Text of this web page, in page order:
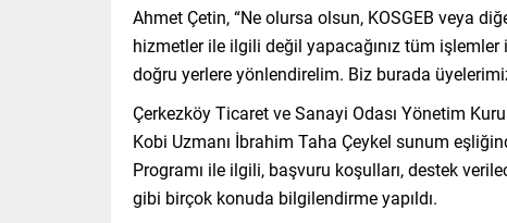
Ahmet Çetin, “Ne olursa olsun, KOSGEB veya
hizmetler ile ilgili değil yapacağınız tüm
doğru yerlere yönlendirelim. Biz burada
Çerkezköy Ticaret ve Sanayi Odası Yönetim
Kobi Uzmanı İbrahim Taha Çeykel sunum
Programı ile ilgili, başvuru koşulları, destek
gibi birçok konuda bilgilendirme yapıldı.